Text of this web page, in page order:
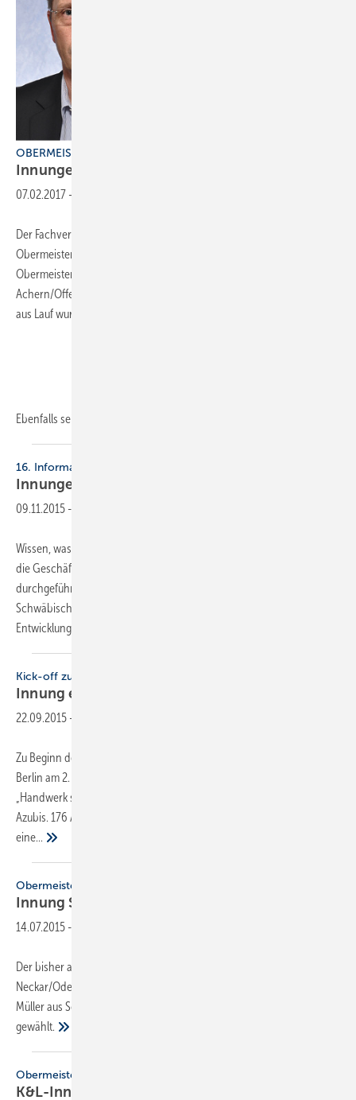
OBERMEISTERWECHSEL
Innungen unter neuer
07.02.2017 -
Der Fachverband SHK Baden-Württemberg hat zwei
Obermeisterwechsel vermeldet. Peter Krämer, der bisherige
Obermeister der Innung Sanitär- und Heizungstechnik
Achern/Offenburg/Wolfach, hat sein Amt abgegeben. Bernd Wölfle
aus Lauf wurde zum neuen Obermeister gewählt.
Ebenfalls sein...
16. Informationstag
Innungen trafen
09.11.2015 -
Wissen, was los ist: Der Fachverband SHK Baden-Württemberg hat für
die Geschäftsführer seiner Mitgliedsinnungen einen Informationstag
durchgeführt. In der 16. Auflage war die GF-Info zu Gast in der Stadt
Schwäbisch Gmünd. Die Teilnehmer erhielten ein Update zu aktuellen
Entwicklungen in der
Kick-off zum Ausbildungsbeginn
Innung etabliert
22.09.2015 -
Zu Beginn des neuen Ausbildungsjahres veranstaltete die Innung SHK
Berlin am 2. September zum dritten Mal gemeinsam mit der Stiftung
„Handwerk stiftet Zukunft“ einen Einführungstag für die neuen SHK-
Azubis. 176 Azubis, so viele wie noch nie, nahmen teil und erhielten
eine...
Obermeisterwechsel
Innung SHK
14.07.2015 -
Der bisher amtierende Obermeister der Innung Sanitär-Heizung-Klima
Neckar/Odenwald-Kreis, Gerd Blei, hat sein Amt abgegeben. Matthias
Müller aus Schefflenz wurde zum neuen Obermeister
gewählt.
Obermeisterwechsel
K&L-Innung